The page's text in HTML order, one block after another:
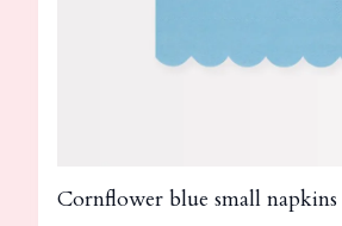
Cornflower blue small napkins